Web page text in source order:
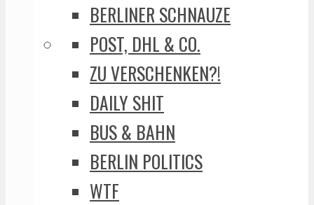
BERLINER SCHNAUZE
POST, DHL & CO.
ZU VERSCHENKEN?!
DAILY SHIT
BUS & BAHN
BERLIN POLITICS
WTF